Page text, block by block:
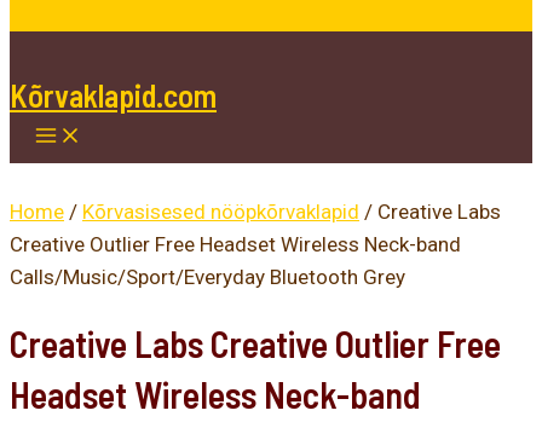
Kõrvaklapid.com
Home / Kõrvasisesed nööpkõrvaklapid / Creative Labs
Creative Outlier Free Headset Wireless Neck-band
Calls/Music/Sport/Everyday Bluetooth Grey
Creative Labs Creative Outlier Free
Headset Wireless Neck-band